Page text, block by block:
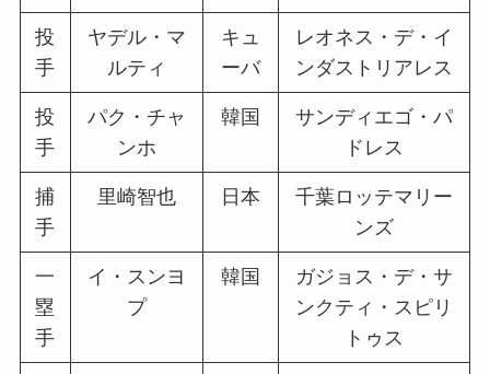
投
手
ヤデル・マ
ルティ
キュ
ーバ
レオネス・デ・イ
ンダストリアレス
投
手
パク・チャ
ンホ
韓国
サンディエゴ・パ
ドレス
捕
手
里崎智也 日本
千葉ロッテマリー
ンズ
一
塁
手
イ・スンヨ
プ
韓国
ガジョス・デ・サ
ンクティ・スピリ
トゥス